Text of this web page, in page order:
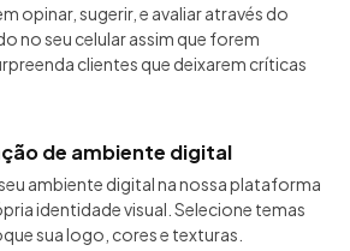
opinar, sugerir, e avaliar através do
no seu celular assim que forem
clientes que deixarem críticas
de ambiente digital
ambiente digital na nossa plataforma
identidade visual. Selecione temas
sua logo, cores e texturas.